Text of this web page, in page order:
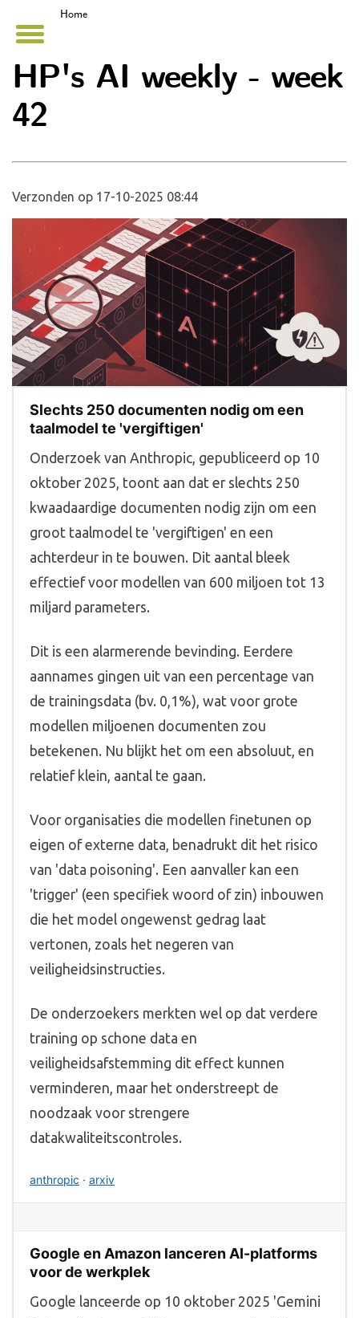
Home
HP's AI weekly - week
42
Verzonden op 17-10-2025 08:44
Slechts 250 documenten nodig om een
taalmodel te 'vergiftigen'
Onderzoek van Anthropic, gepubliceerd op 10
oktober 2025, toont aan dat er slechts 250
kwaadaardige documenten nodig zijn om een
groot taalmodel te 'vergiftigen' en een
achterdeur in te bouwen. Dit aantal bleek
effectief voor modellen van 600 miljoen tot 13
miljard parameters.
Dit is een alarmerende bevinding. Eerdere
aannames gingen uit van een percentage van
de trainingsdata (bv. 0,1%), wat voor grote
modellen miljoenen documenten zou
betekenen. Nu blijkt het om een absoluut, en
relatief klein, aantal te gaan.
Voor organisaties die modellen finetunen op
eigen of externe data, benadrukt dit het risico
van 'data poisoning'. Een aanvaller kan een
'trigger' (een specifiek woord of zin) inbouwen
die het model ongewenst gedrag laat
vertonen, zoals het negeren van
veiligheidsinstructies.
De onderzoekers merkten wel op dat verdere
training op schone data en
veiligheidsafstemming dit effect kunnen
verminderen, maar het onderstreept de
noodzaak voor strengere
datakwaliteitscontroles.
anthropic · arxiv
Google en Amazon lanceren AI-platforms
voor de werkplek
Google lanceerde op 10 oktober 2025 'Gemini